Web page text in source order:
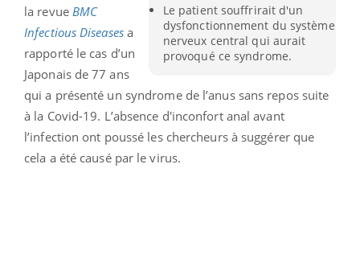
Le patient souffrirait d'un
dysfonctionnement du système
nerveux central qui aurait
provoqué ce syndrome.
la revue BMC
Infectious Diseasesa
rapporté le cas d’un
Japonais de 77 ans
qui a présenté un syndrome de l’anus sans repos suite
à la Covid-19. L’absence d'inconfort anal avant
l’infection ont poussé les chercheurs à suggérer que
cela a été causé par le virus.